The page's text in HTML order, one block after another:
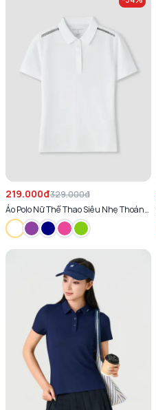
219.000đ329.000đ
Áo Polo Nữ Thể Thao Siêu Nhẹ Thoáng
Khí